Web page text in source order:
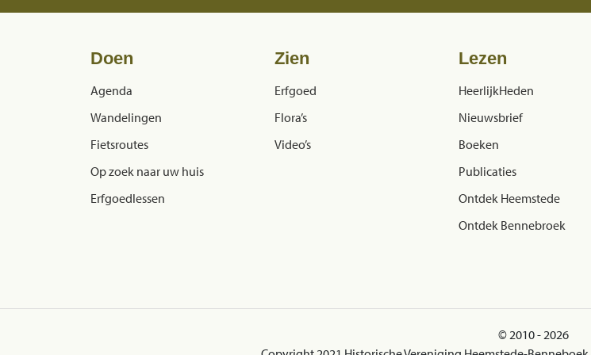
Doen
Agenda
Wandelingen
Fietsroutes
Op zoek naar uw huis
Erfgoedlessen
Zien
Erfgoed
Flora’s
Video’s
Lezen
HeerlijkHeden
Nieuwsbrief
Boeken
Publicaties
Ontdek Heemstede
Ontdek Bennebroek
© 2010 - 2026